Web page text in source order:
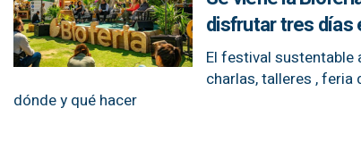
disfrutar tres días
El festival sustentable
charlas, talleres ,
dónde y qué hacer